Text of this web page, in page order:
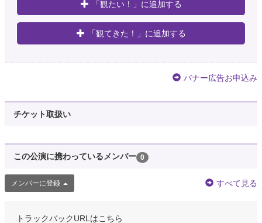
「観たい！」に追加する
「観てきた！」に追加する
バナー広告お申込み
チケット取扱い
この公演に携わっているメンバー 0
メンバーに登録 すべて見る
トラックバックURLはこちら